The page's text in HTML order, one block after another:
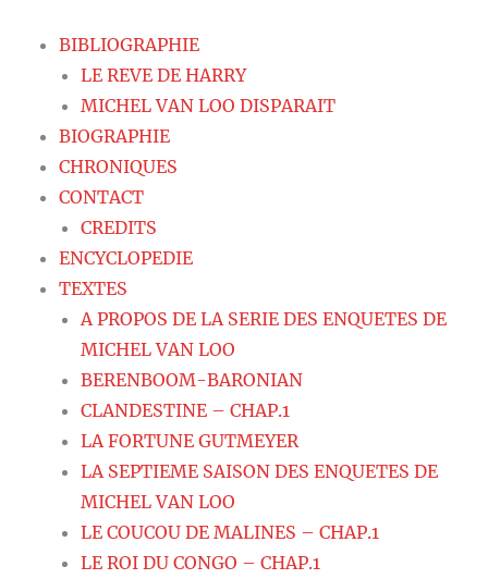
BIBLIOGRAPHIE
LE REVE DE HARRY
MICHEL VAN LOO DISPARAIT
BIOGRAPHIE
CHRONIQUES
CONTACT
CREDITS
ENCYCLOPEDIE
TEXTES
A PROPOS DE LA SERIE DES ENQUETES DE
MICHEL VAN LOO
BERENBOOM-BARONIAN
CLANDESTINE – CHAP.1
LA FORTUNE GUTMEYER
LA SEPTIEME SAISON DES ENQUETES DE
MICHEL VAN LOO
LE COUCOU DE MALINES – CHAP.1
LE ROI DU CONGO – CHAP.1